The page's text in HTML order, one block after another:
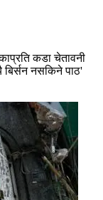
कडा चेतावनी
नसकिने पाठ'